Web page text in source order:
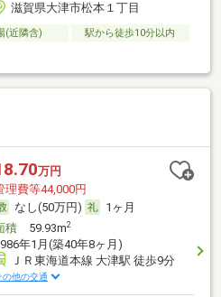
滋賀県大津市松本１丁目
(近隣含)
駅から徒歩10分以内
万円
理費等44,000円
なし(50万円)
1ヶ月
積59.93m2
年1月(築40年8ヶ月)
ＪＲ東海道本線 大津駅 徒歩9分
の他の交通